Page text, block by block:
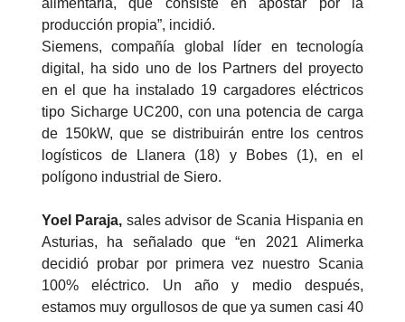
alimentaria, que consiste en apostar por la
producción propia”, incidió.
Siemens, compañía global líder en tecnología
digital, ha sido uno de los Partners del proyecto
en el que ha instalado 19 cargadores eléctricos
tipo Sicharge UC200, con una potencia de carga
de 150kW, que se distribuirán entre los centros
logísticos de Llanera (18) y Bobes (1), en el
polígono industrial de Siero.
Yoel Paraja, sales advisor de Scania Hispania en
Asturias, ha señalado que “en 2021 Alimerka
decidió probar por primera vez nuestro Scania
100% eléctrico. Un año y medio después,
estamos muy orgullosos de que ya sumen casi 40